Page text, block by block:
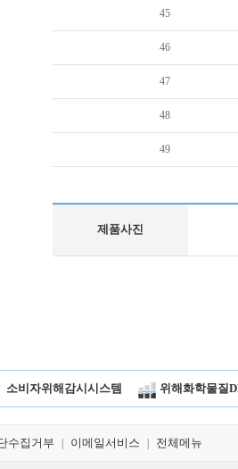
45
46
47
48
49
제품사진
소비자위해감시시스템 위해화학물질
수집거부 이메일서비스 전체메뉴